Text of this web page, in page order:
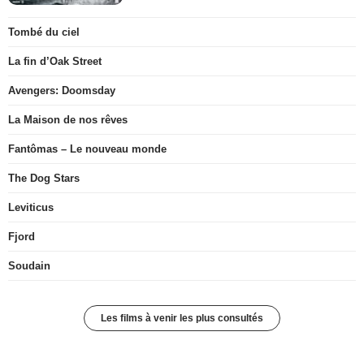
Tombé du ciel
La fin d’Oak Street
Avengers: Doomsday
La Maison de nos rêves
Fantômas – Le nouveau monde
The Dog Stars
Leviticus
Fjord
Soudain
Les films à venir les plus consultés